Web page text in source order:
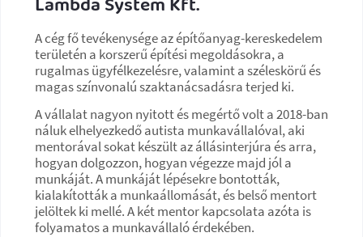
A cég fő tevékenysége az építőanyag-kereskedelem
területén a korszerű építési megoldásokra, a
rugalmas ügyfélkezelésre, valamint a széleskörű és
magas színvonalú szaktanácsadásra terjed ki.
A vállalat nagyon nyitott és megértő volt a 2018-ban
náluk elhelyezkedő autista munkavállalóval, aki
mentorával sokat készült az állásinterjúra és arra,
hogyan dolgozzon, hogyan végezze majd jól a
munkáját. A munkáját lépésekre bontották,
kialakították a munkaállomását, és belső mentort
jelöltek ki mellé. A két mentor kapcsolata azóta is
folyamatos a munkavállaló érdekében.